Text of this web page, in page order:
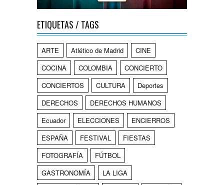
ETIQUETAS / TAGS
ARTE Atlético de Madrid
CINE
COCINA
COLOMBIA
CONCIERTO
CONCIERTOS
CULTURA
Deportes
DERECHOS
DERECHOS HUMANOS
Ecuador
ELECCIONES
ENCIERROS
ESPAÑA
FESTIVAL
FIESTAS
FOTOGRAFÍA
FÚTBOL
GASTRONOMÍA
LA LIGA